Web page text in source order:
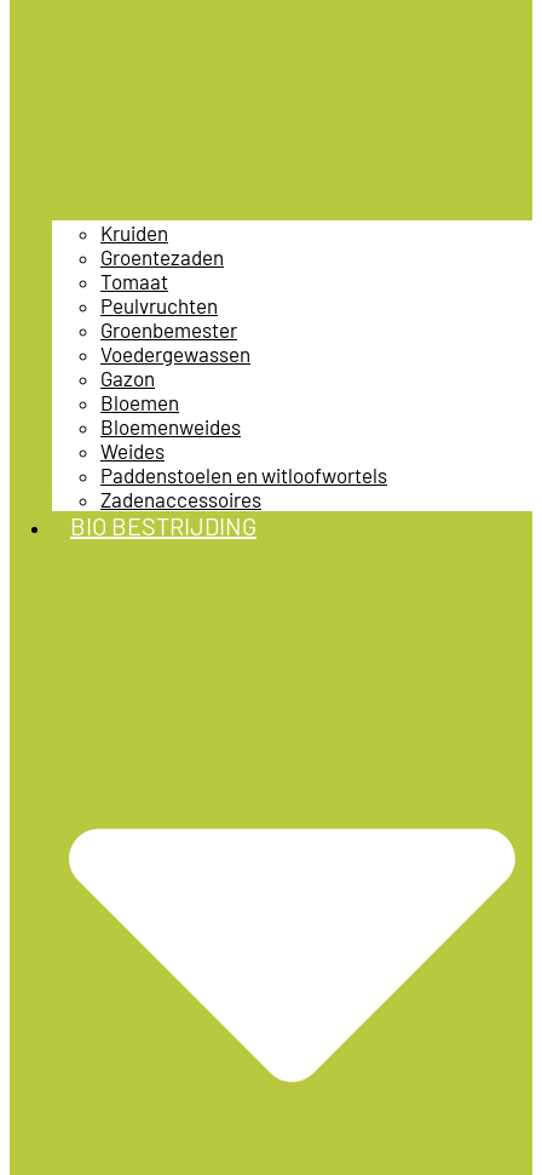
Kruiden
Groentezaden
Tomaat
Peulvruchten
Groenbemester
Voedergewassen
Gazon
Bloemen
Bloemenweides
Weides
Paddenstoelen en witloofwortels
Zadenaccessoires
BIO BESTRIJDING